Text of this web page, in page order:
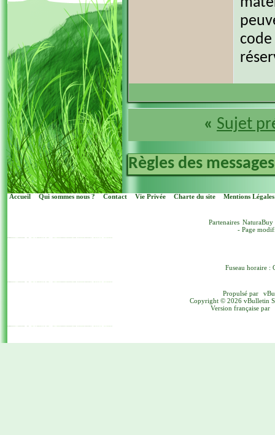
« Sujet
Règles des messages
Accueil Qui sommes nous ? Contact Vie Privée Charte du site Mentions Légales
Partenaires NaturaBuy
- Page
Fuseau horaire :
Propulsé par
Copyright © 2026 vBulletin
Version française par